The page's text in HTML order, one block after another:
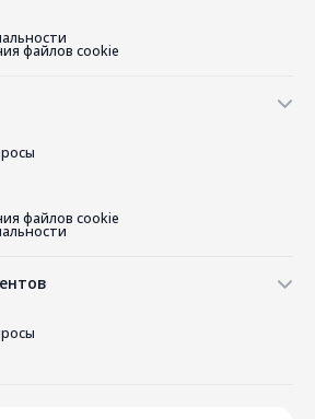
файлов cookie
файлов cookie